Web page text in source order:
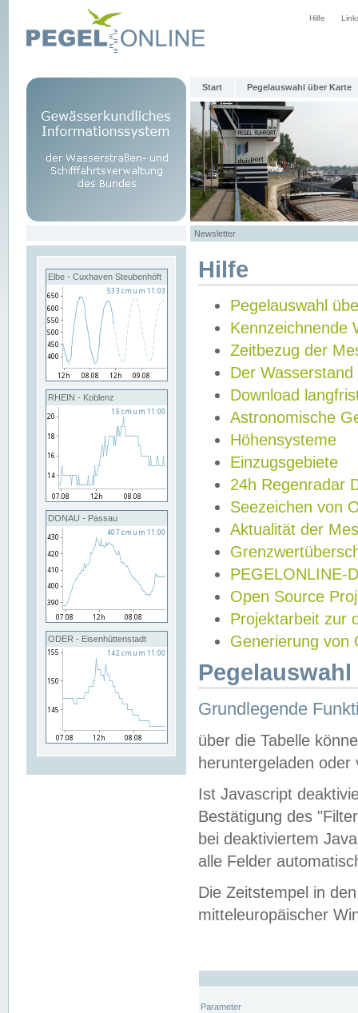
Hilfe
Start Pegelauswahl über Karte
Newsletter
Elbe - Cuxhaven Steubenhöft
RHEIN - Koblenz
DONAU - Passau
ODER - Eisenhüttenstadt
Hilfe
Pegelauswahl
Kennzeichnende
Zeitbezug der
Der Wasserstand
Download
Astronomische
Höhensysteme
Einzugsgebiete
24h Regenradar
Seezeichen von
Aktualität der
PEGELONLINE-
Open Source
Projektarbeit zur
Generierung von
Grundlegende
über die Tabelle
heruntergeladen oder
Ist Javascript
Bestätigung des
bei deaktiviertem
alle Felder
Die Zeitstempel in
mitteleuropäischer
Parameter